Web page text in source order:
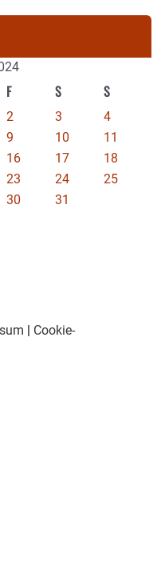
F S S
2 3
4
9 10
11
16 17
18
23 24
25
30
31
| Cookie-